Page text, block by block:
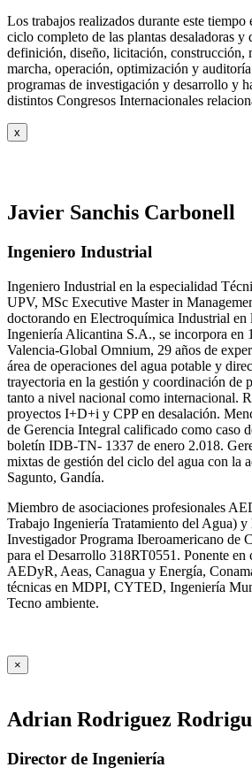
Los trabajos realizados durante este tiempo
ciclo completo de las plantas desaladoras y
definición, diseño, licitación, construcción,
marcha, operación, optimización y
programas de investigación y desarrollo y
distintos Congresos Internacionales
x
Javier Sanchis Carbonell
Ingeniero Industrial
Ingeniero Industrial en la especialidad
UPV, MSc Executive Master in
doctorando en Electroquímica Industrial
Ingeniería Alicantina S.A., se incorpora en
Valencia-Global Omnium, 29 años de
área de operaciones del agua potable y
trayectoria en la gestión y coordinación de
tanto a nivel nacional como internacional.
proyectos I+D+i y CPP en desalación.
de Gerencia Integral calificado como caso
boletín IDB-TN- 1337 de enero 2.018.
mixtas de gestión del ciclo del agua con la
Sagunto, Gandía.
Miembro de asociaciones profesionales
Trabajo Ingeniería Tratamiento del Agua)
Investigador Programa Iberoamericano de
para el Desarrollo 318RT0551. Ponente en
AEDyR, Aeas, Canagua y Energía,
técnicas en MDPI, CYTED, Ingeniería
Tecno ambiente.
×
Adrian Rodriguez
Director de Ingeniería